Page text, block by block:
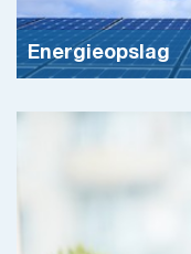
Energieopslag
Onze
zon en wind) zullen